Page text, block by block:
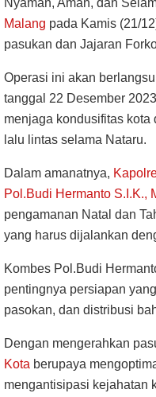
Malang pada Kamis (21/
pasukan dan Jajaran
Operasi ini akan
tanggal 22 Desember
menjaga kondusifitas kota
lalu lintas selama Nataru.
Dalam amanatnya,
Pol.Budi Hermanto S.I.K.,
pengamanan Natal dan
yang harus dijalankan
Kombes Pol.Budi
pentingnya persiapan
pasokan, dan distribusi
Dengan mengerahkan
Kota berupaya
mengantisipasi kejahatan